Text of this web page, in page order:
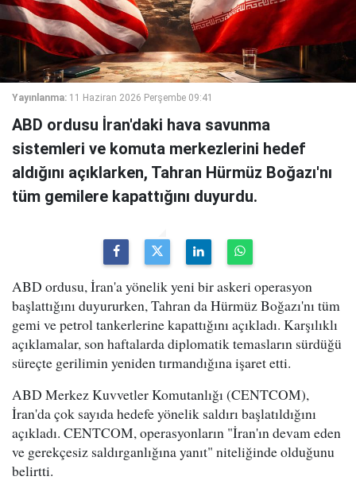
Yayınlanma: 11 Haziran 2026 Perşembe 09:41
ABD ordusu İran'daki hava savunma
sistemleri ve komuta merkezlerini hedef
aldığını açıklarken, Tahran Hürmüz Boğazı'nı
tüm gemilere kapattığını duyurdu.
ABD ordusu, İran'a yönelik yeni bir askeri operasyon
başlattığını duyururken, Tahran da Hürmüz Boğazı'nı tüm
gemi ve petrol tankerlerine kapattığını açıkladı. Karşılıklı
açıklamalar, son haftalarda diplomatik temasların sürdüğü
süreçte gerilimin yeniden tırmandığına işaret etti.
ABD Merkez Kuvvetler Komutanlığı (CENTCOM),
İran'da çok sayıda hedefe yönelik saldırı başlatıldığını
açıkladı. CENTCOM, operasyonların "İran'ın devam eden
ve gerekçesiz saldırganlığına yanıt" niteliğinde olduğunu
belirtti.